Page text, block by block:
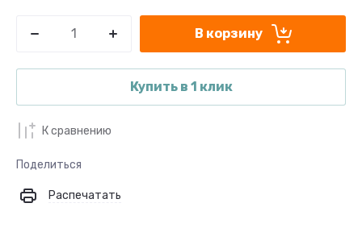
В корзину
Купить в 1 клик
К сравнению
Поделиться
Распечатать